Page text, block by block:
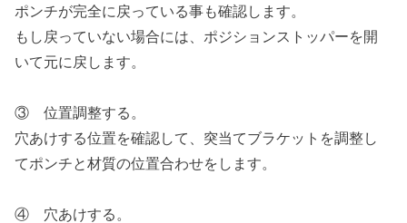
ポンチが完全に戻っている事も確認します。
もし戻っていない場合には、ポジションストッパーを開
いて元に戻します。
③ 位置調整する。
穴あけする位置を確認して、突当てブラケットを調整し
てポンチと材質の位置合わせをします。
④ 穴あけする。